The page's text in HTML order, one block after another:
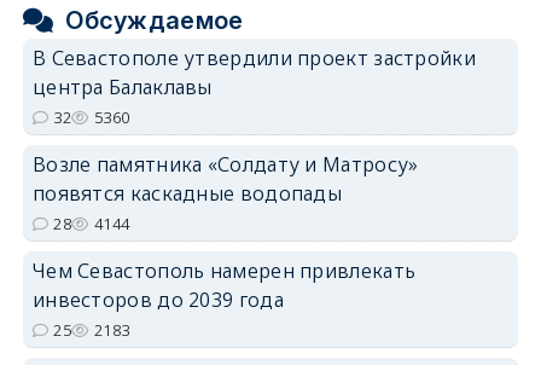
Обсуждаемое
В Севастополе утвердили проект застройки
центра Балаклавы
32 5360
Возле памятника «Солдату и Матросу»
появятся каскадные водопады
28 4144
Чем Севастополь намерен привлекать
инвесторов до 2039 года
25 2183